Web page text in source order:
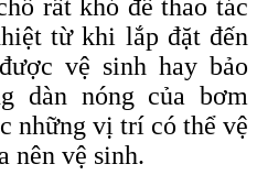
rất khó để thao tác
từ khi lắp đặt đến
vệ sinh hay bảo
dàn nóng của bơm
những vị trí có thể vệ
nên vệ sinh.